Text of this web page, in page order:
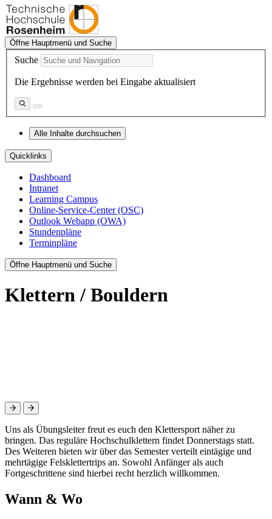
Öffne Hauptmenü und Suche
Suche
Die Ergebnisse werden bei Eingabe aktualisiert
Alle Inhalte durchsuchen
Quicklinks
Dashboard
Intranet
Learning Campus
Online-Service-Center (OSC)
Outlook Webapp (OWA)
Stundenpläne
Terminpläne
Öffne Hauptmenü und Suche
Klettern / Bouldern
Uns als Übungsleiter freut es euch den Klettersport näher zu
bringen. Das reguläre Hochschulklettern findet Donnerstags statt.
Des Weiteren bieten wir über das Semester verteilt eintägige und
mehrtägige Felsklettertrips an. Sowohl Anfänger als auch
Fortgeschrittene sind hierbei recht herzlich willkommen.
Wann & Wo